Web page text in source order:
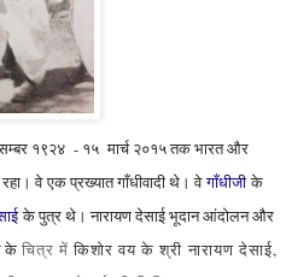
१९२४ - १५ मार्च २०१५ तक भारत और
वे एक प्रख्यात गाँधीवादी थे। वेगाँधीजीके
के पुत्र थे। नारायण देसाई भूदान आंदोलन और
के चित्र मेंकिशोर वय के श्रीनारायण देसाई,